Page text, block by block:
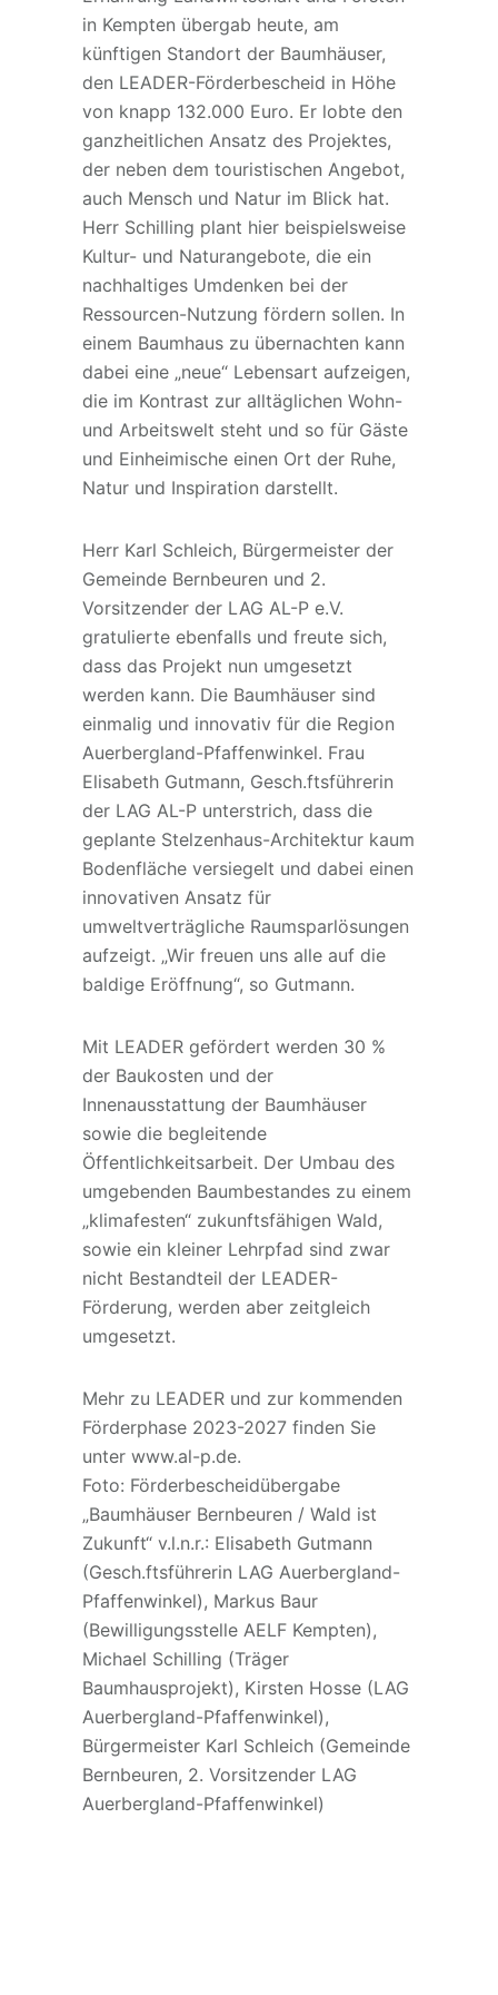
in Kempten übergab heute, am
künftigen Standort der Baumhäuser,
den LEADER-Förderbescheid in Höhe
von knapp 132.000 Euro. Er lobte den
ganzheitlichen Ansatz des Projektes,
der neben dem touristischen Angebot,
auch Mensch und Natur im Blick hat.
Herr Schilling plant hier beispielsweise
Kultur- und Naturangebote, die ein
nachhaltiges Umdenken bei der
Ressourcen-Nutzung fördern sollen. In
einem Baumhaus zu übernachten kann
dabei eine „neue“ Lebensart aufzeigen,
die im Kontrast zur alltäglichen Wohn-
und Arbeitswelt steht und so für Gäste
und Einheimische einen Ort der Ruhe,
Natur und Inspiration darstellt.
Herr Karl Schleich, Bürgermeister der
Gemeinde Bernbeuren und 2.
Vorsitzender der LAG AL-P e.V.
gratulierte ebenfalls und freute sich,
dass das Projekt nun umgesetzt
werden kann. Die Baumhäuser sind
einmalig und innovativ für die Region
Auerbergland-Pfaffenwinkel. Frau
Elisabeth Gutmann, Gesch.ftsführerin
der LAG AL-P unterstrich, dass die
geplante Stelzenhaus-Architektur kaum
Bodenfläche versiegelt und dabei einen
innovativen Ansatz für
umweltverträgliche Raumsparlösungen
aufzeigt. „Wir freuen uns alle auf die
baldige Eröffnung“, so Gutmann.
Mit LEADER gefördert werden 30 %
der Baukosten und der
Innenausstattung der Baumhäuser
sowie die begleitende
Öffentlichkeitsarbeit. Der Umbau des
umgebenden Baumbestandes zu einem
„klimafesten“ zukunftsfähigen Wald,
sowie ein kleiner Lehrpfad sind zwar
nicht Bestandteil der LEADER-
Förderung, werden aber zeitgleich
umgesetzt.
Mehr zu LEADER und zur kommenden
Förderphase 2023-2027 finden Sie
unter www.al-p.de.
Foto: Förderbescheidübergabe
„Baumhäuser Bernbeuren / Wald ist
Zukunft“ v.l.n.r.: Elisabeth Gutmann
(Gesch.ftsführerin LAG Auerbergland-
Pfaffenwinkel), Markus Baur
(Bewilligungsstelle AELF Kempten),
Michael Schilling (Träger
Baumhausprojekt), Kirsten Hosse (LAG
Auerbergland-Pfaffenwinkel),
Bürgermeister Karl Schleich (Gemeinde
Bernbeuren, 2. Vorsitzender LAG
Auerbergland-Pfaffenwinkel)